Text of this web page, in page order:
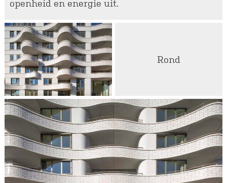
openheid en energie uit.
Rond